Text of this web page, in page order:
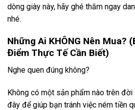
dòng giày này, hãy ghé thăm ngay
nhé.
Những Ai KHÔNG Nên Mua?
Điểm Thực Tế Cần Biết)
Nghe quen đúng không?
Không có một sản phẩm nào trên đời
đây để giúp bạn tránh việc ném tiền